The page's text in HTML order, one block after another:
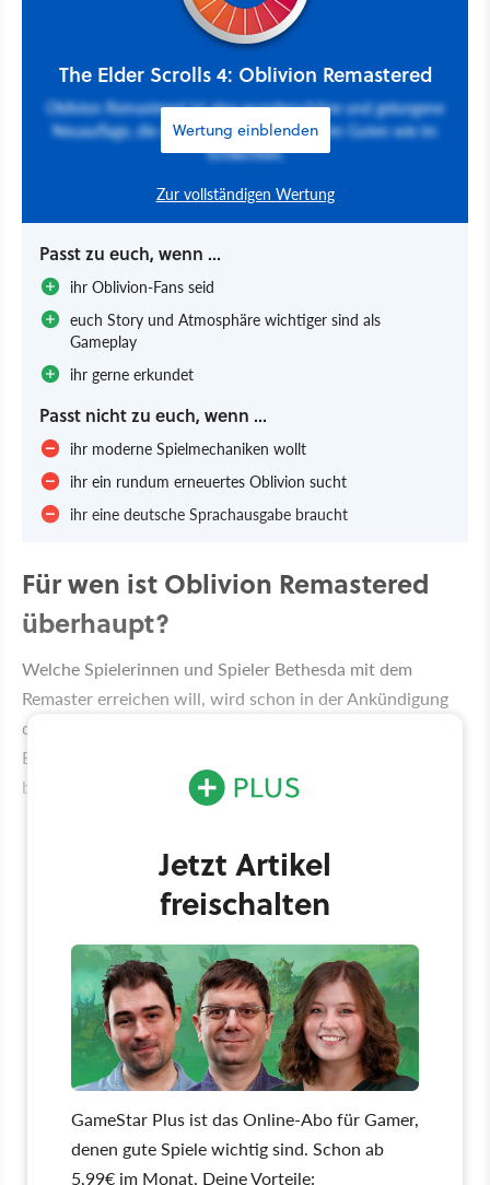
The Elder Scrolls 4: Oblivion Remastered
Wertung einblenden
Oblivion Remastered ist eine wunderschöne und gelungene
Neuauflage, die dem Original treu bleibt, im Guten wie im
Schlechten.
Zur vollständigen Wertung
Passt zu euch, wenn ...
ihr Oblivion-Fans seid
euch Story und Atmosphäre wichtiger sind als
Gameplay
ihr gerne erkundet
Passt nicht zu euch, wenn ...
ihr moderne Spielmechaniken wollt
ihr ein rundum erneuertes Oblivion sucht
ihr eine deutsche Sprachausgabe braucht
Für wen ist Oblivion Remastered
überhaupt?
Welche Spielerinnen und Spieler Bethesda mit dem
Remaster erreichen will, wird schon in der Ankündigung
deutlich: Oblivion Remastered soll nostalgische
Erinnerungen bei Menschen wecken, die das Original
bereits gut kennen.
Jetzt Artikel
freischalten
GameStar Plus ist das Online-Abo für Gamer,
denen gute Spiele wichtig sind. Schon ab
5,99€ im Monat. Deine Vorteile: